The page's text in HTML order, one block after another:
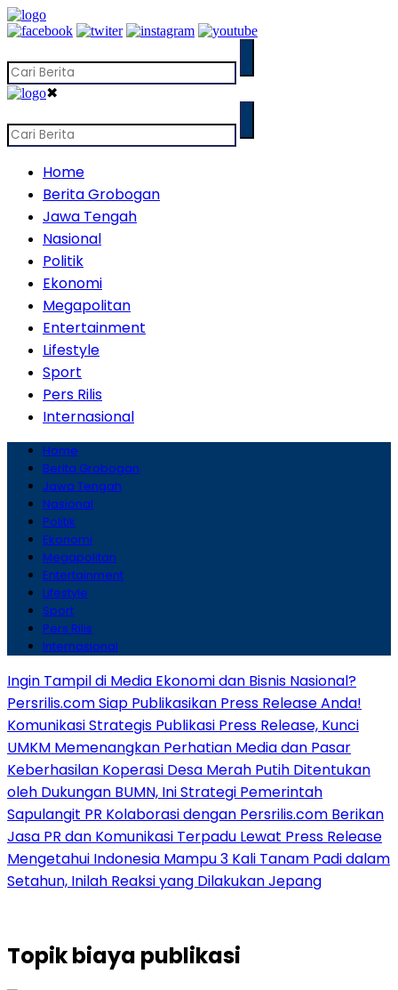
✖
Home
Berita Grobogan
Jawa Tengah
Nasional
Politik
Ekonomi
Megapolitan
Entertainment
Lifestyle
Sport
Pers Rilis
Internasional
Home
Berita Grobogan
Jawa Tengah
Nasional
Politik
Ekonomi
Megapolitan
Entertainment
Lifestyle
Sport
Pers Rilis
Internasional
Ingin Tampil di Media Ekonomi dan Bisnis Nasional?
Persrilis.com Siap Publikasikan Press Release Anda!
Komunikasi Strategis Publikasi Press Release, Kunci
UMKM Memenangkan Perhatian Media dan Pasar
Keberhasilan Koperasi Desa Merah Putih Ditentukan
oleh Dukungan BUMN, Ini Strategi Pemerintah
Sapulangit PR Kolaborasi dengan Persrilis.com Berikan
Jasa PR dan Komunikasi Terpadu Lewat Press Release
Mengetahui Indonesia Mampu 3 Kali Tanam Padi dalam
Setahun, Inilah Reaksi yang Dilakukan Jepang
Topikbiaya publikasi